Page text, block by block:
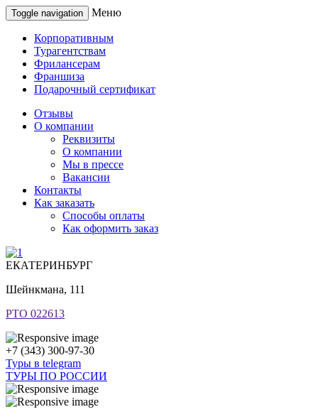
Toggle navigation Меню
Корпоративным
Турагентствам
Фрилансерам
Франшиза
Подарочный сертификат
Отзывы
О компании
Реквизиты
О компании
Мы в прессе
Вакансии
Контакты
Как заказать
Способы оплаты
Как оформить заказ
ЕКАТЕРИНБУРГ
Шейнкмана, 111
РТО 022613
+7 (343) 300-97-30
Туры в telegram
ТУРЫ ПО РОССИИ